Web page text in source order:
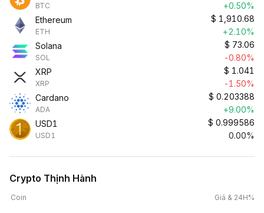
BTC
+0.50%
Ethereum
ETH
$ 1,910.68
+2.10%
Solana
SOL
$ 73.06
-0.80%
XRP
XRP
$ 1.041
-1.50%
Cardano
ADA
$ 0.203388
+9.00%
USD1
USD1
$ 0.999586
0.00%
Crypto Thịnh Hành
Coin Giá & 24H%